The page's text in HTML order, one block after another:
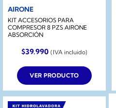
AIRONE
KIT ACCESORIOS PARA
COMPRESOR 8 PZS AIRONE
ABSORCIÓN
$39.990 (IVA incluido)
VER PRODUCTO